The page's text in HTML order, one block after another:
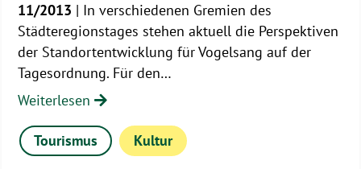
11/2013 | In verschiedenen Gremien des
Städteregionstages stehen aktuell die Perspektiven
der Standortentwicklung für Vogelsang auf der
Tagesordnung. Für den…
Weiterlesen
Tourismus Kultur